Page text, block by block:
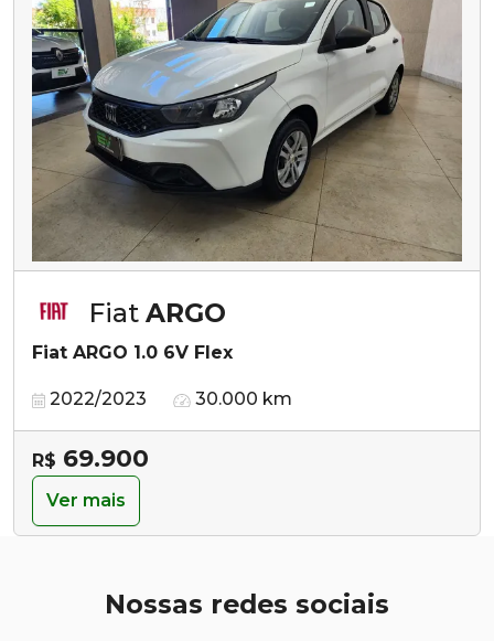
Fiat ARGO
Fiat ARGO 1.0 6V Flex
2022/2023 30.000 km
R$ 69.900
Ver mais
Nossas redes sociais